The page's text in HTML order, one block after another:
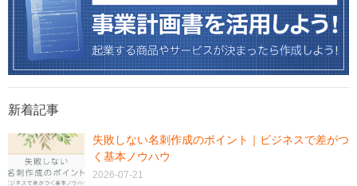
新着記事
失敗しない名刺作成のポイント｜ビジネスで差がつ
く基本ノウハウ
2026-07-21